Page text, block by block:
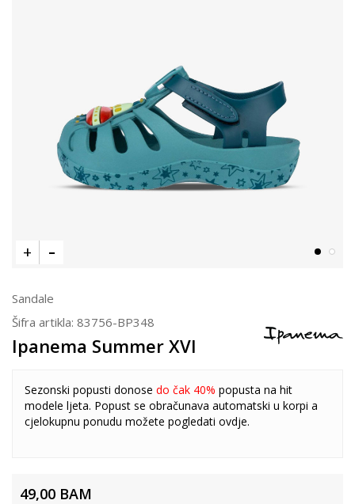
Sandale
Šifra artikla: 83756-BP348
Ipanema Summer XVI
Sezonski popusti donose do čak 40% popusta na hit
modele ljeta. Popust se obračunava automatski u korpi a
cjelokupnu ponudu možete pogledati ovdje.
49,00 BAM